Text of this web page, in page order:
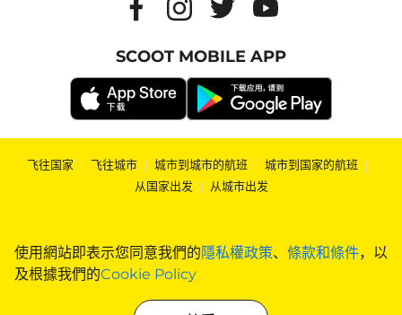
使用網站即表示您同意我們的隱私權政策、 條款和條件，以
及根據我們的Cookie Policy
SCOOT MOBILE APP
飞往国家 | 飞往城市 | 城市到城市的航班 | 城市到国家的航班 |
从国家出发 | 从城市出发